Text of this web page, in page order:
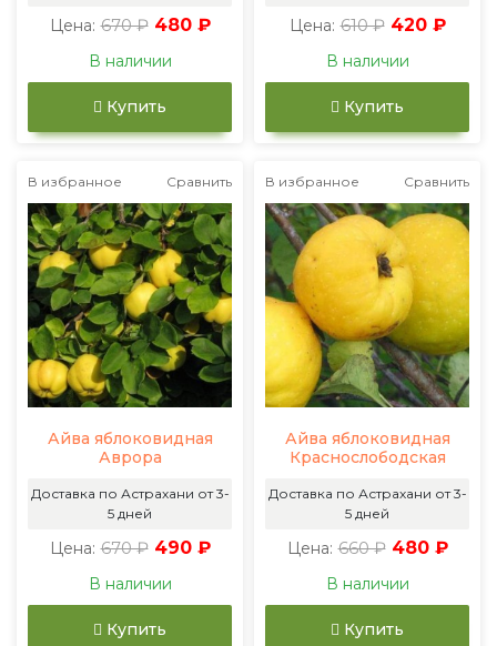
Цена: 670 ₽ 480 ₽
В наличии
Купить
Цена: 610 ₽ 420 ₽
В наличии
Купить
В избранное Сравнить
Айва яблоковидная
Аврора
Доставка по Астрахани от 3-
5 дней
Цена: 670 ₽ 490 ₽
В наличии
Купить
В избранное Сравнить
Айва яблоковидная
Краснослободская
Доставка по Астрахани от 3-
5 дней
Цена: 660 ₽ 480 ₽
В наличии
Купить